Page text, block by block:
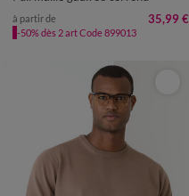
à partir de 35,99 €
-50% dès 2 art Code 899013